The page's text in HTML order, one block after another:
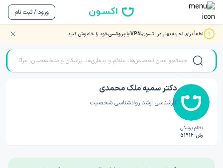
ورود / ثبت نام
لطفاً برای تجربه بهتر در اکسون،VPN یا پروکسی خود را خاموش کنید. صفحه اصلی/دکتر روانشناسی/دکتر سمیه ملک محمدی
نظام پزشکی
رش-51916
دکتر سمیه ملک محمدی
کارشناسی ارشد روانشناسی شخصیت